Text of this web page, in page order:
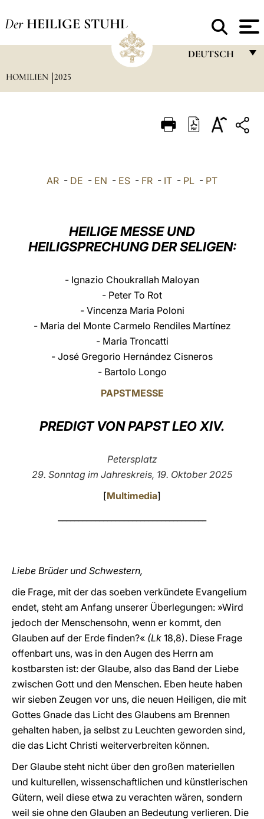
Der HEILIGE STUHL
DEUTSCH
ITALIANO
العربيّة
LATINE
HOMILIEN 2025
AR - DE - EN - ES - FR - IT - PL - PT
HEILIGE MESSE UND
HEILIGSPRECHUNG DER SELIGEN:
- Ignazio Choukrallah Maloyan
- Peter To Rot
- Vincenza Maria Poloni
- Maria del Monte Carmelo Rendiles Martínez
- Maria Troncatti
- José Gregorio Hernández Cisneros
- Bartolo Longo
PAPSTMESSE
PREDIGT VON PAPST LEO XIV.
Petersplatz
29. Sonntag im Jahreskreis, 19. Oktober 2025
[Multimedia]
Liebe Brüder und Schwestern,
die Frage, mit der das soeben verkündete Evangelium
endet, steht am Anfang unserer Überlegungen: »Wird
jedoch der Menschensohn, wenn er kommt, den
Glauben auf der Erde finden?« (Lk 18,8). Diese Frage
offenbart uns, was in den Augen des Herrn am
kostbarsten ist: der Glaube, also das Band der Liebe
zwischen Gott und den Menschen. Eben heute haben
wir sieben Zeugen vor uns, die neuen Heiligen, die mit
Gottes Gnade das Licht des Glaubens am Brennen
gehalten haben, ja selbst zu Leuchten geworden sind,
die das Licht Christi weiterverbreiten können.
Der Glaube steht nicht über den großen materiellen
und kulturellen, wissenschaftlichen und künstlerischen
Gütern, weil diese etwa zu verachten wären, sondern
weil sie ohne den Glauben an Bedeutung verlieren. Die